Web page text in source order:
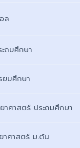
ล
ะถมศึกษา
ยมศึกษา
ศาสตร์ ประถมศึกษา
ศาสตร์ ม.ต้น